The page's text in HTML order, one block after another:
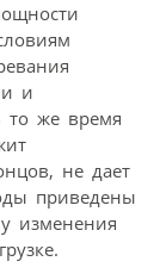
и
то же время
не дает
приведены
изменения